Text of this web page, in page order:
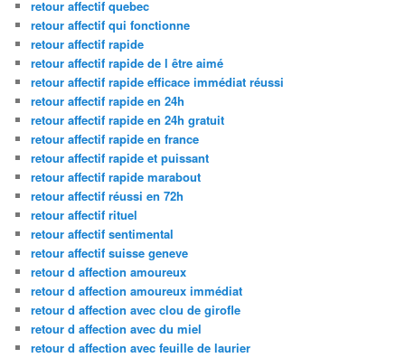
retour affectif quebec
retour affectif qui fonctionne
retour affectif rapide
retour affectif rapide de l être aimé
retour affectif rapide efficace immédiat réussi
retour affectif rapide en 24h
retour affectif rapide en 24h gratuit
retour affectif rapide en france
retour affectif rapide et puissant
retour affectif rapide marabout
retour affectif réussi en 72h
retour affectif rituel
retour affectif sentimental
retour affectif suisse geneve
retour d affection amoureux
retour d affection amoureux immédiat
retour d affection avec clou de girofle
retour d affection avec du miel
retour d affection avec feuille de laurier